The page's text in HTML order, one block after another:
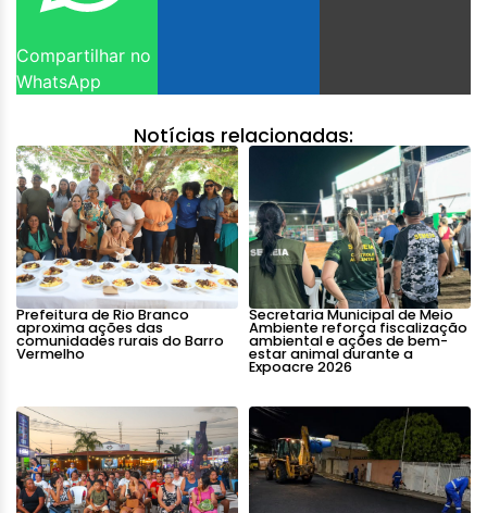
Compartilhar no
WhatsApp
Notícias relacionadas:
Prefeitura de Rio Branco
aproxima ações das
comunidades rurais do Barro
Vermelho
Secretaria Municipal de Meio
Ambiente reforça fiscalização
ambiental e ações de bem-
estar animal durante a
Expoacre 2026